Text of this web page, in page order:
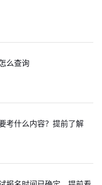
么查询
考什么内容？提前了解